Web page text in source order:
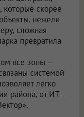
скорее
нежели
сложная
превратила
все зоны —
системой
легко
района, от ИТ-